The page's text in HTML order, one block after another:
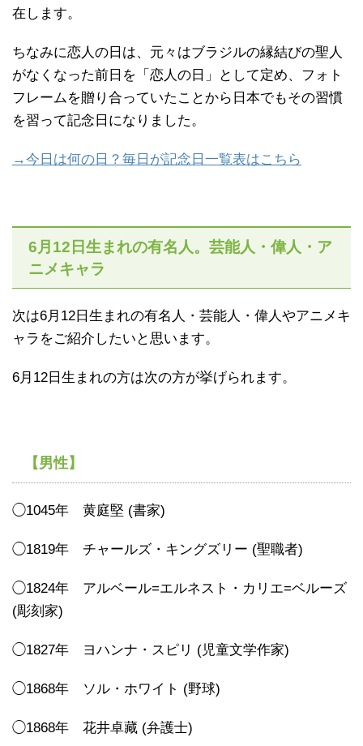
在します。
ちなみに恋人の日は、元々はブラジルの縁結びの聖人
がなくなった前日を「恋人の日」として定め、フォト
フレームを贈り合っていたことから日本でもその習慣
を習って記念日になりました。
→今日は何の日？毎日が記念日一覧表はこちら
6月12日生まれの有名人。芸能人・偉人・ア
ニメキャラ
次は6月12日生まれの有名人・芸能人・偉人やアニメキ
ャラをご紹介したいと思います。
6月12日生まれの方は次の方が挙げられます。
【男性】
◯1045年 黄庭堅 (書家)
◯1819年 チャールズ・キングズリー (聖職者)
◯1824年 アルベール=エルネスト・カリエ=ベルーズ
(彫刻家)
◯1827年 ヨハンナ・スピリ (児童文学作家)
◯1868年 ソル・ホワイト (野球)
◯1868年 花井卓藏 (弁護士)